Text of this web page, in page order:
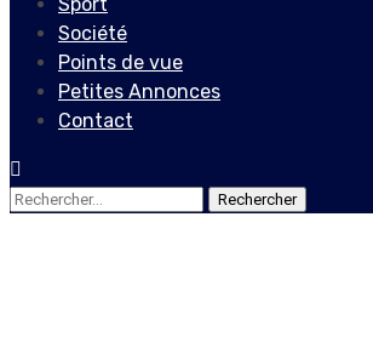
Société
Points de vue
Petites Annonces
Contact
Rechercher :